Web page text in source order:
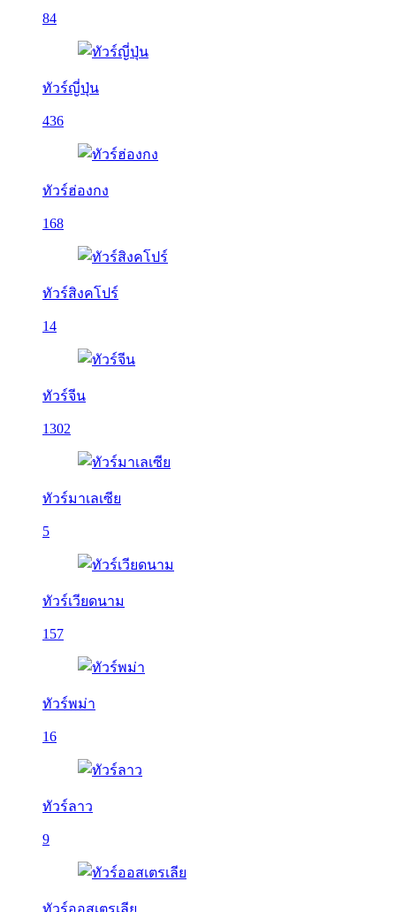
84
ทัวร์ญี่ปุ่น
436
ทัวร์ฮ่องกง
168
ทัวร์สิงคโปร์
14
ทัวร์จีน
1302
ทัวร์มาเลเซีย
5
ทัวร์เวียดนาม
157
ทัวร์พม่า
16
ทัวร์ลาว
9
ทัวร์ออสเตรเลีย